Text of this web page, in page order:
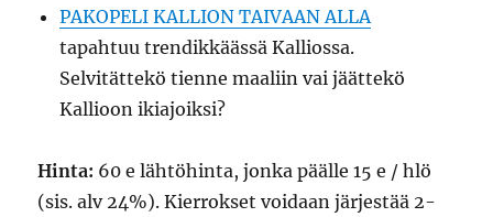
PAKOPELI KALLION TAIVAAN ALLA
tapahtuu trendikkäässä Kalliossa.
Selvitättekö tienne maaliin vai jäättekö
Kallioon ikiajoiksi?
Hinta: 60 e lähtöhinta, jonka päälle 15 e / hlö
(sis. alv 24%). Kierrokset voidaan järjestää 2-